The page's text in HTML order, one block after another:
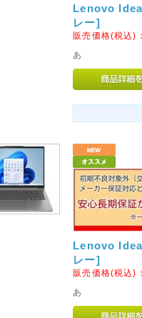
Lenovo
レー]
販売価格(税込)
あ
Lenovo
レー]
販売価格(税込)
あ